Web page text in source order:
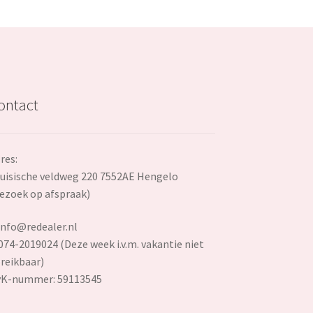
veldweg 220 7552AE Hengelo
op afspraak)
2019024 (Deze week i.v.m. vakantie niet
nummer: 59113545